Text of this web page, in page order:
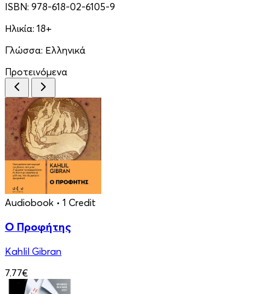
ISBN: 978-618-02-6105-9
Ηλικία: 18+
Γλώσσα: Ελληνικά
Προτεινόμενα
Audiobook • 1 Credit
Ο Προφήτης
Kahlil Gibran
7.77€